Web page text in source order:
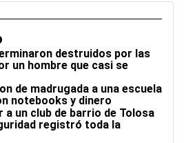
destruidos por las
un hombre que casi se
de madrugada a una escuela
notebooks y dinero
a un club de barrio de Tolosa
registró toda la